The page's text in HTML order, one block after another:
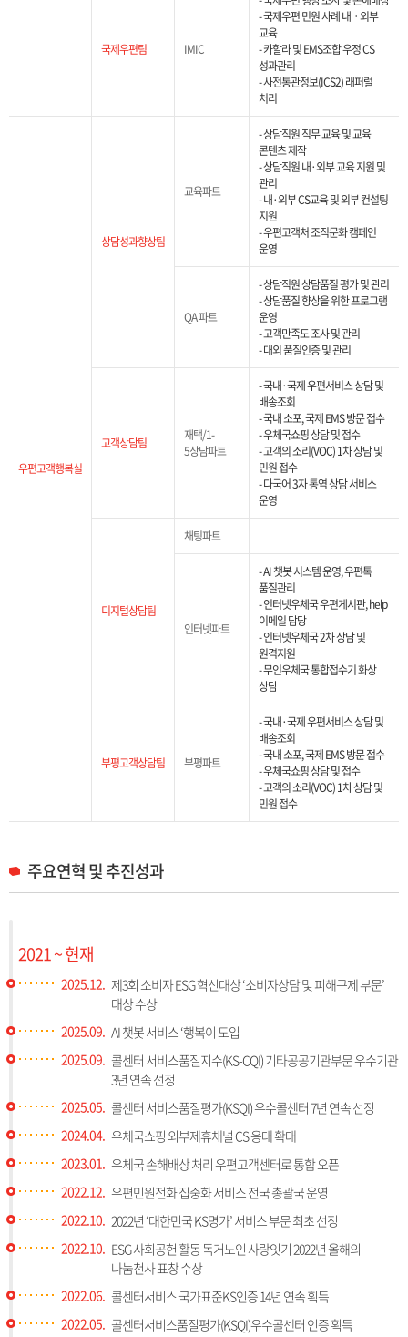
국제우편팀 IMIC
- 국제우편 민원 사례 내ㆍ외부
교육
- 카할라 및 EMS조합 우정 CS
성과관리
- 사전통관정보(ICS2) 래퍼럴
처리
우편고객행복실
상담성과향상팀
교육파트
- 상담직원 직무 교육 및 교육
콘텐츠 제작
- 상담직원 내·외부 교육 지원 및
관리
- 내·외부 CS교육 및 외부 컨설팅
지원
- 우편고객처 조직문화 캠페인
운영
QA 파트
- 상담직원 상담품질 평가 및 관리
- 상담품질 향상을 위한 프로그램
운영
- 고객만족도 조사 및 관리
- 대외 품질인증 및 관리
고객상담팀
재택/1-
5상담파트
- 국내·국제 우편서비스 상담 및
배송조회
- 국내 소포, 국제 EMS 방문 접수
- 우체국쇼핑 상담 및 접수
- 고객의 소리(VOC) 1차 상담 및
민원 접수
- 다국어 3자 통역 상담 서비스
운영
디지털상담팀
채팅파트
인터넷파트
- AI 챗봇 시스템 운영, 우편톡
품질관리
- 인터넷우체국 우편게시판, help
이메일 담당
- 인터넷우체국 2차 상담 및
원격지원
- 무인우체국 통합접수기 화상
상담
부평고객상담팀 부평파트
- 국내·국제 우편서비스 상담 및
배송조회
- 국내 소포, 국제 EMS 방문 접수
- 우체국쇼핑 상담 및 접수
- 고객의 소리(VOC) 1차 상담 및
민원 접수
주요연혁 및 추진성과
2021 ~ 현재
2025.12. 제3회 소비자 ESG 혁신대상 ‘소비자상담 및 피해구제 부문’
대상 수상
2025.09. AI 챗봇 서비스 ‘행복이 도입
2025.09. 콜센터 서비스품질지수(KS-CQI) 기타공공기관부문 우수기관
3년 연속 선정
2025.05. 콜센터 서비스품질평가(KSQI) 우수콜센터 7년 연속 선정
2024.04. 우체국쇼핑 외부제휴채널 CS 응대 확대
2023.01. 우체국 손해배상 처리 우편고객센터로 통합 오픈
2022.12. 우편민원전화 집중화 서비스 전국 총괄국 운영
2022.10. 2022년 ‘대한민국 KS명가’ 서비스 부문 최초 선정
2022.10. ESG 사회공헌 활동 독거노인 사랑잇기 2022년 올해의
나눔천사 표창 수상
2022.06. 콜센터서비스 국가표준KS인증 14년 연속 획득
2022.05. 콜센터서비스품질평가(KSQI)우수콜센터 인증 획득